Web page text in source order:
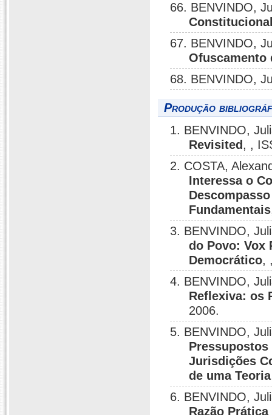
66. BENVINDO,
67. BENVINDO,
Ofuscamento
68. BENVINDO,
Produção
1. BENVINDO,
Revisited , ,
2. COSTA,
Interessa o
Fundamentais
3. BENVINDO,
do Povo: Vox
Democrático,
4. BENVINDO,
Reflexiva: os
2006.
5. BENVINDO,
Jurisdições
de uma
6. BENVINDO,
Razão